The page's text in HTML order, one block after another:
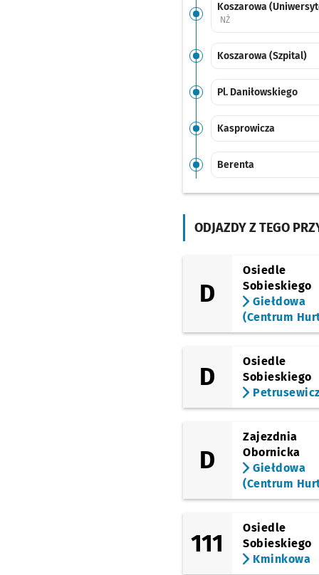
Koszarowa
NŻPrzystanek na życzenie
Koszarowa (Szpital)
Pl. Daniłowskiego
Kasprowicza
Berenta
Zacisze NŻPrzystanek na
Śniadeckich
Pl. Grunwaldzki
ODJAZDY Z TEGO
D
Osiedle
Sobieskiego
Giełdowa
(Centrum
D
Osiedle
Sobieskiego
D
Zajezdnia
Obornicka
Giełdowa
(Centrum
111
Osiedle
Sobieskiego
Kminkowa